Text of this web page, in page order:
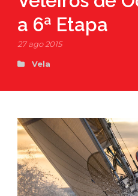
a 6ª Etapa
27 ago 2015
Vela